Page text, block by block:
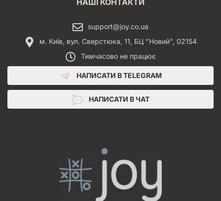
НАШІ КОНТАКТИ
support@joy.co.ua
м. Київ, вул. Сверстюка, 11, БЦ "Новий", 02154
Тимчасово не працює
НАПИСАТИ В TELEGRAM
НАПИСАТИ В ЧАТ